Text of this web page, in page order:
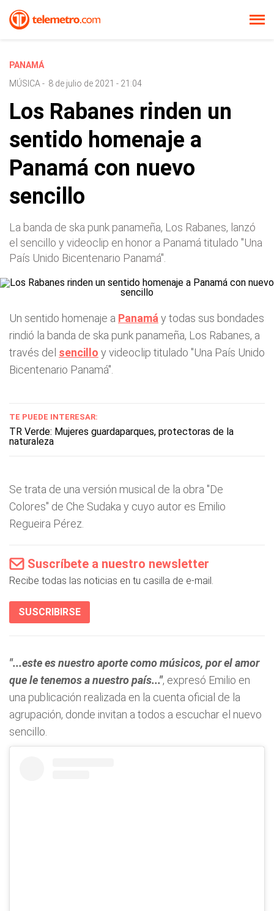
PANAMÁ
MÚSICA - 8 de julio de 2021 - 21:04
Los Rabanes rinden un
sentido homenaje a
Panamá con nuevo
sencillo
La banda de ska punk panameña, Los Rabanes, lanzó
el sencillo y videoclip en honor a Panamá titulado "Una
País Unido Bicentenario Panamá".
Un sentido homenaje a Panamá y todas sus bondades
rindió la banda de ska punk panameña, Los Rabanes, a
través del sencillo y videoclip titulado "Una País Unido
Bicentenario Panamá".
TE PUEDE INTERESAR:
TR Verde: Mujeres guardaparques, protectoras de la
naturaleza
Se trata de una versión musical de la obra "De
Colores" de Che Sudaka y cuyo autor es Emilio
Regueira Pérez.
Suscríbete a nuestro newsletter
Recibe todas las noticias en tu casilla de e-mail.
SUSCRIBIRSE
"...este es nuestro aporte como músicos, por el amor
que le tenemos a nuestro país...", expresó Emilio en
una publicación realizada en la cuenta oficial de la
agrupación, donde invitan a todos a escuchar el nuevo
sencillo.